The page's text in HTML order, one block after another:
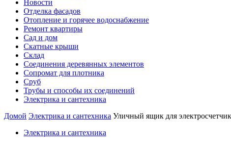
Новости
Отделка фасадов
Отопление и горячее водоснабжение
Ремонт квартиры
Сад и дом
Скатные крыши
Склад
Соединения деревянных элементов
Сопромат для плотника
Сруб
Трубы и способы их соединений
Электрика и сантехника
Домой Электрика и сантехника Уличный ящик для
Электрика и сантехника